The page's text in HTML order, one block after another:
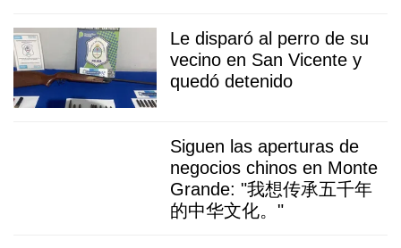
Le disparó al perro de su
vecino en San Vicente y
quedó detenido
Siguen las aperturas de
negocios chinos en Monte
Grande: "我想传承五千年
的中华文化。"